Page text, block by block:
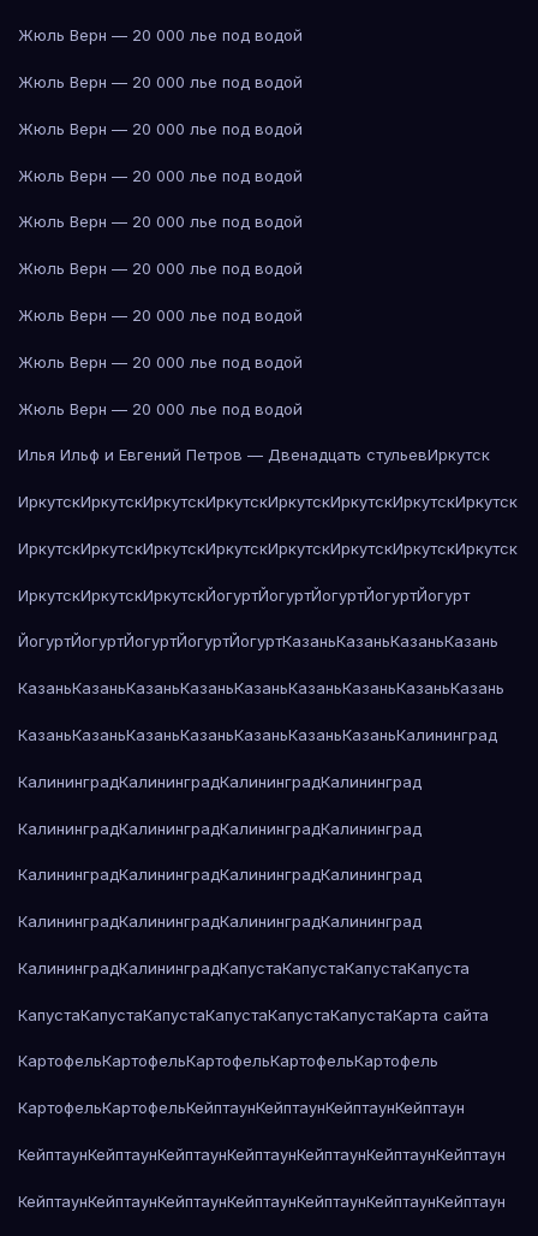
Жюль Верн — 20 000 лье под водой
Жюль Верн — 20 000 лье под водой
Жюль Верн — 20 000 лье под водой
Жюль Верн — 20 000 лье под водой
Жюль Верн — 20 000 лье под водой
Жюль Верн — 20 000 лье под водой
Жюль Верн — 20 000 лье под водой
Жюль Верн — 20 000 лье под водой
Жюль Верн — 20 000 лье под водой
Илья Ильф и Евгений Петров — Двенадцать стульевИркутск
ИркутскИркутскИркутскИркутскИркутскИркутскИркутскИркутск
ИркутскИркутскИркутскИркутскИркутскИркутскИркутскИркутск
ИркутскИркутскИркутскЙогуртЙогуртЙогуртЙогуртЙогурт
ЙогуртЙогуртЙогуртЙогуртЙогуртКазаньКазаньКазаньКазань
КазаньКазаньКазаньКазаньКазаньКазаньКазаньКазаньКазань
КазаньКазаньКазаньКазаньКазаньКазаньКазаньКалининград
КалининградКалининградКалининградКалининград
КалининградКалининградКалининградКалининград
КалининградКалининградКалининградКалининград
КалининградКалининградКалининградКалининград
КалининградКалининградКапустаКапустаКапустаКапуста
КапустаКапустаКапустаКапустаКапустаКапустаКарта сайта
КартофельКартофельКартофельКартофельКартофель
КартофельКартофельКейптаунКейптаунКейптаунКейптаун
КейптаунКейптаунКейптаунКейптаунКейптаунКейптаунКейптаун
КейптаунКейптаунКейптаунКейптаунКейптаунКейптаунКейптаун